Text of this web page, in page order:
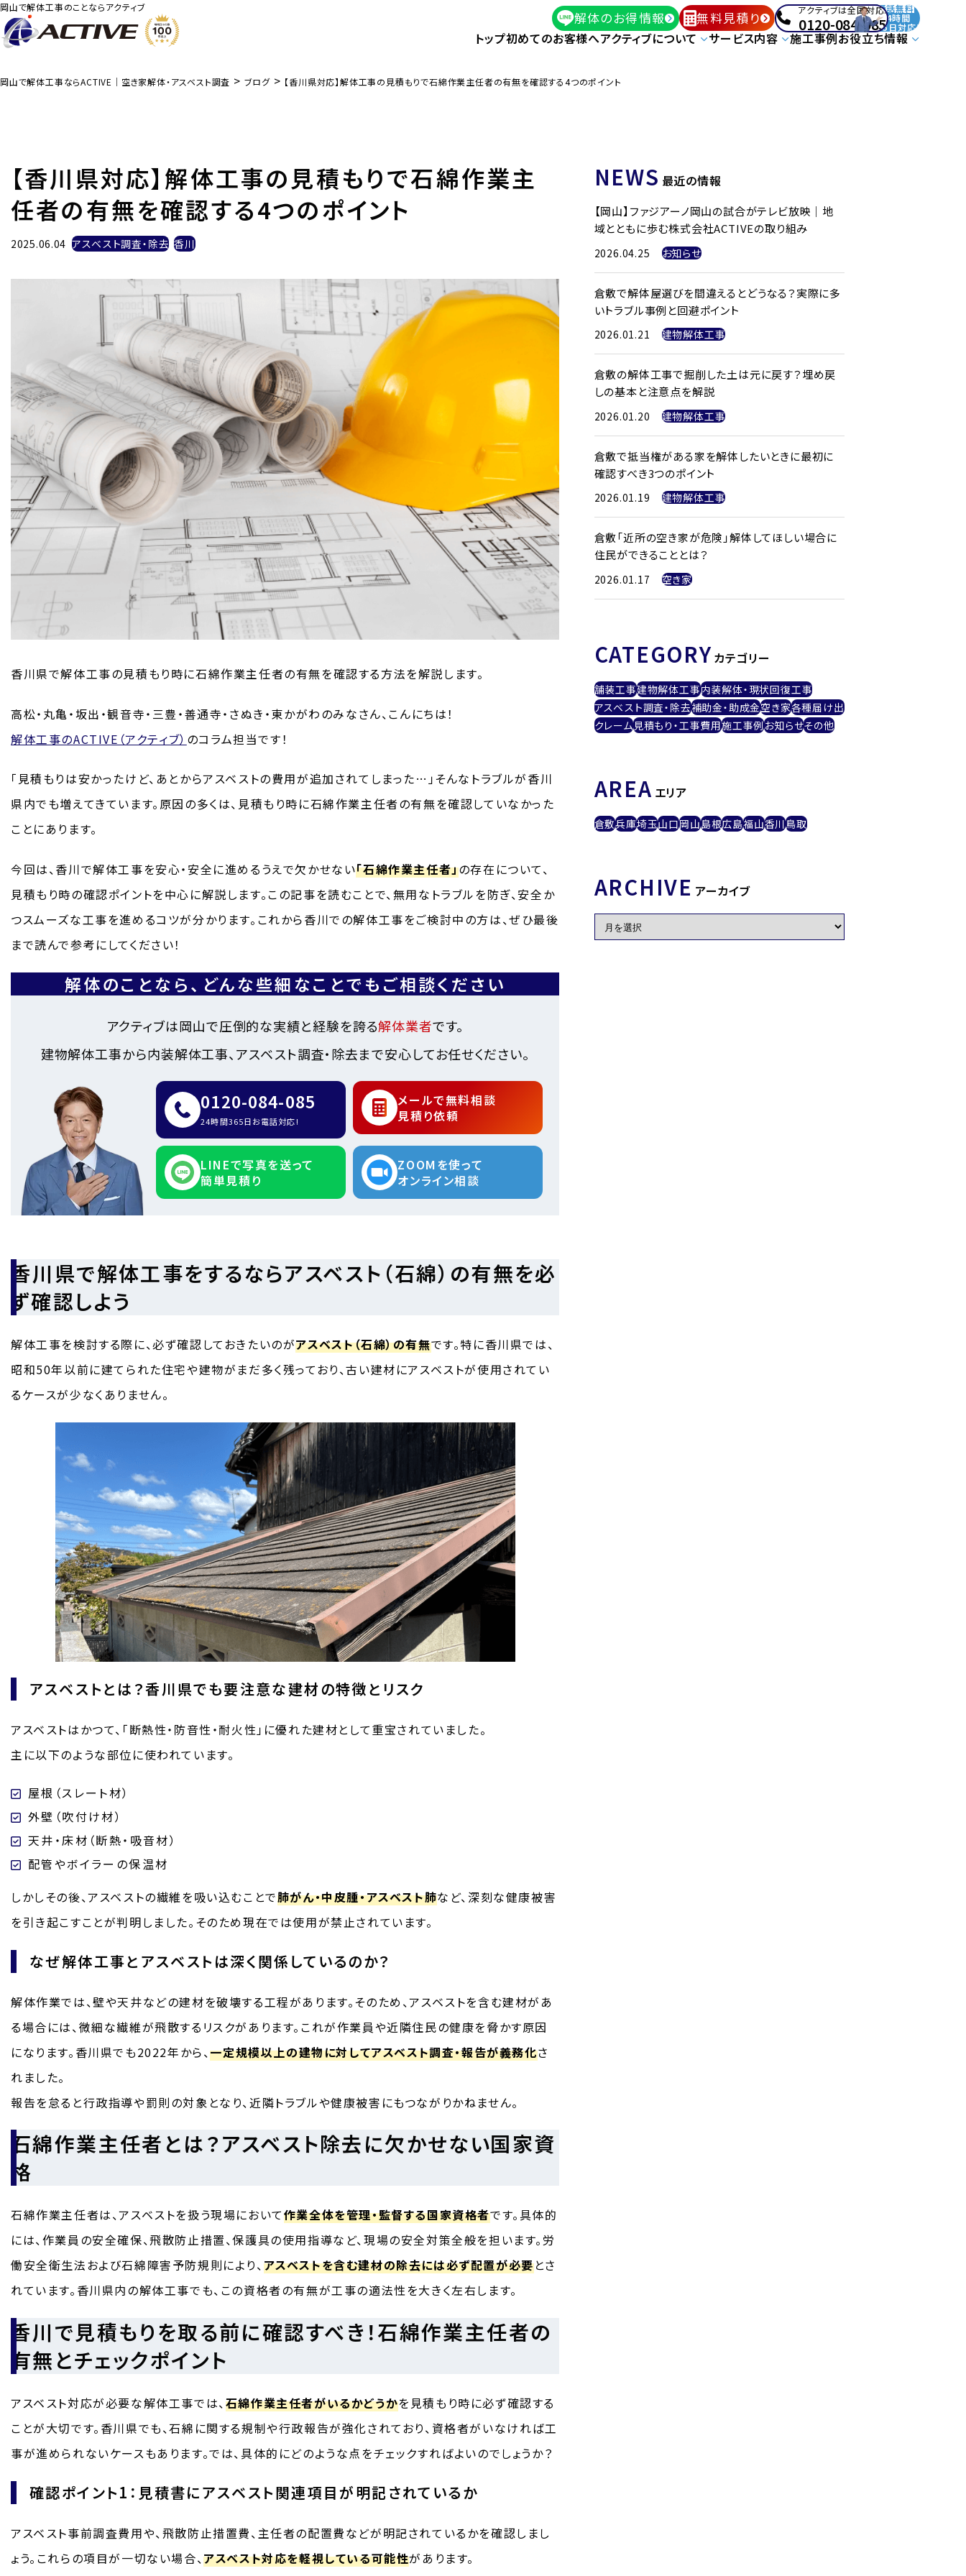
岡山で解体工事のことならアクティブ
解体のお得情報 無料見積り アクティブは全国対応!
0120-084-085
通話無料
24時間
365日対応!
トップ初めてのお客様へアクティブについて サービス内容 施工事例お役立ち情報
岡山で解体工事ならACTIVE｜空き家解体・アスベスト調査 > ブログ > 【香川県対応】解体工事の見積もりで石綿作業主任者の有無を確認する4つのポイント
【香川県対応】解体工事の見積もりで石綿作業主
任者の有無を確認する4つのポイント
2025.06.04 アスベスト調査・除去 香川
香川県で解体工事の見積もり時に石綿作業主任者の有無を確認する方法を解説します。
高松・丸亀・坂出・観音寺・三豊・善通寺・さぬき・東かがわのみなさん、こんにちは！
解体工事のACTIVE（アクティブ） のコラム担当です！
「見積もりは安かったけど、あとからアスベストの費用が追加されてしまった…」そんなトラブルが香川
県内でも増えてきています。原因の多くは、見積もり時に石綿作業主任者の有無を確認していなかった
ことにあります。
今回は、香川で解体工事を安心・安全に進めるうえで欠かせない「石綿作業主任者」の存在について、
見積もり時の確認ポイントを中心に解説します。この記事を読むことで、無用なトラブルを防ぎ、安全か
つスムーズな工事を進めるコツが分かります。これから香川での解体工事をご検討中の方は、ぜひ最後
まで読んで参考にしてください！
解体のことなら、 どんな些細なことでもご相談ください
アクティブは岡山で圧倒的な実績と経験を誇る解体業者です。
建物解体工事から内装解体工事、アスベスト調査・除去まで安心してお任せください。
0120-084-085
24時間365日お電話対応!
メールで無料相談
見積り依頼
LINEで写真を送って
簡単見積り
ZOOMを使って
オンライン相談
香川県で解体工事をするならアスベスト（石綿）の有無を必
ず確認しよう
解体工事を検討する際に、必ず確認しておきたいのがアスベスト（石綿）の有無です。特に香川県では、
昭和50年以前に建てられた住宅や建物がまだ多く残っており、古い建材にアスベストが使用されてい
るケースが少なくありません。
アスベストとは？香川県でも要注意な建材の特徴とリスク
アスベストはかつて、「断熱性・防音性・耐火性」に優れた建材として重宝されていました。
主に以下のような部位に使われています。
屋根（スレート材）
外壁（吹付け材）
天井・床材（断熱・吸音材）
配管やボイラーの保温材
しかしその後、アスベストの繊維を吸い込むことで肺がん・中皮腫・アスベスト肺など、深刻な健康被害
を引き起こすことが判明しました。そのため現在では使用が禁止されています。
なぜ解体工事とアスベストは深く関係しているのか？
解体作業では、壁や天井などの建材を破壊する工程があります。そのため、アスベストを含む建材があ
る場合には、微細な繊維が飛散するリスクがあります。これが作業員や近隣住民の健康を脅かす原因
になります。香川県でも2022年から、一定規模以上の建物に対してアスベスト調査・報告が義務化さ
れました。
報告を怠ると行政指導や罰則の対象となり、近隣トラブルや健康被害にもつながりかねません。
石綿作業主任者とは？アスベスト除去に欠かせない国家資
格
石綿作業主任者は、アスベストを扱う現場において作業全体を管理・監督する国家資格者です。具体的
には、作業員の安全確保、飛散防止措置、保護具の使用指導など、現場の安全対策全般を担います。労
働安全衛生法および石綿障害予防規則により、アスベストを含む建材の除去には必ず配置が必要とさ
れています。香川県内の解体工事でも、この資格者の有無が工事の適法性を大きく左右します。
香川で見積もりを取る前に確認すべき！石綿作業主任者の
有無とチェックポイント
アスベスト対応が必要な解体工事では、石綿作業主任者がいるかどうかを見積もり時に必ず確認する
ことが大切です。香川県でも、石綿に関する規制や行政報告が強化されており、資格者がいなければ工
事が進められないケースもあります。では、具体的にどのような点をチェックすればよいのでしょうか？
確認ポイント1：見積書にアスベスト関連項目が明記されているか
アスベスト事前調査費用や、飛散防止措置費、主任者の配置費などが明記されているかを確認しまし
ょう。これらの項目が一切ない場合、アスベスト対応を軽視している可能性があります。
NEWS 最近の情報
【岡山】ファジアーノ岡山の試合がテレビ放映｜地
域とともに歩む株式会社ACTIVEの取り組み
2026.04.25 お知らせ
倉敷で解体屋選びを間違えるとどうなる？実際に多
いトラブル事例と回避ポイント
2026.01.21 建物解体工事
倉敷の解体工事で掘削した土は元に戻す？埋め戻
しの基本と注意点を解説
2026.01.20 建物解体工事
倉敷で抵当権がある家を解体したいときに最初に
確認すべき3つのポイント
2026.01.19 建物解体工事
倉敷「近所の空き家が危険」解体してほしい場合に
住民ができることとは？
2026.01.17 空き家
CATEGORYカテゴリー
舗装工事建物解体工事内装解体・現状回復工事
アスベスト調査・除去補助金・助成金空き家各種届け出
クレーム見積もり・工事費用施工事例お知らせその他
AREA エリア
倉敷兵庫埼玉山口岡山島根広島福山香川鳥取
ARCHIVE アーカイブ